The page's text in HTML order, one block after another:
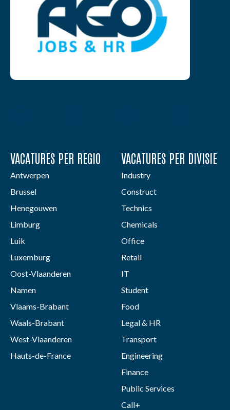
VACATURES PER REGIO
Antwerpen
Brussel
Henegouwen
Limburg
Luik
Luxemburg
Oost-Vlaanderen
Namen
Vlaams-Brabant
Waals-Brabant
West-Vlaanderen
Hauts-de-France
VACATURES PER DIVISIE
Industry
Construct
Technics
Chemicals
Office
Retail
IT
Student
Food
Legal & HR
Transport
Engineering
Finance
Public Services
Call+